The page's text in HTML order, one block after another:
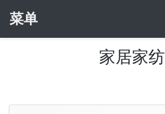
菜单
家居家纺